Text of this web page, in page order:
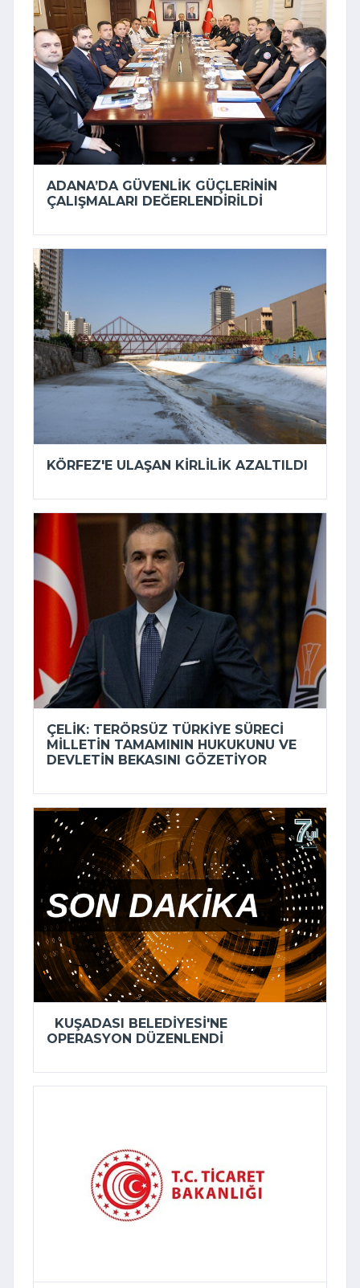
ADANA’DA GÜVENLIK GÜÇLERININ
ÇALIŞMALARI DEĞERLENDIRILDI
KÖRFEZ'E ULAŞAN KIRLILIK AZALTILDI
ÇELIK: TERÖRSÜZ TÜRKIYE SÜRECI
MILLETIN TAMAMININ HUKUKUNU VE
DEVLETIN BEKASINI GÖZETIYOR
KUŞADASI BELEDIYESI'NE
OPERASYON DÜZENLENDI